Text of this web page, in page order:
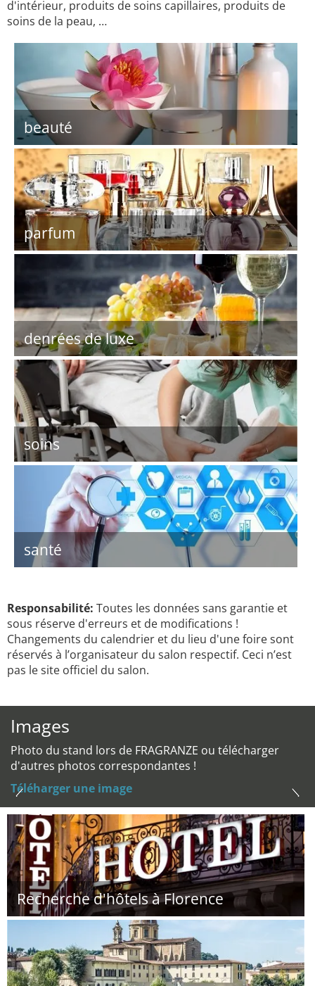
d'intérieur, produits de soins capillaires, produits de
soins de la peau, …
beauté
parfum
denrées de luxe
soins
santé
Responsabilité: Toutes les données sans garantie et
sous réserve d'erreurs et de modifications !
Changements du calendrier et du lieu d'une foire sont
réservés à l’organisateur du salon respectif. Ceci n’est
pas le site officiel du salon.
Images
Photo du stand lors de FRAGRANZE ou télécharger
d'autres photos correspondantes !
Téléharger une image
Recherche d'hôtels à Florence